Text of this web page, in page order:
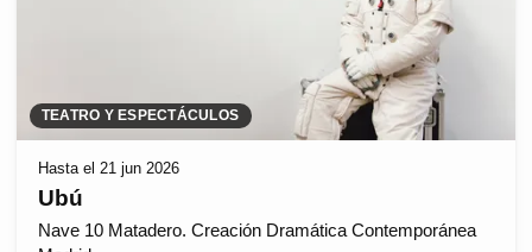
TEATRO Y ESPECTÁCULOS
Hasta el 21 jun 2026
Ubú
Nave 10 Matadero. Creación Dramática Contemporánea